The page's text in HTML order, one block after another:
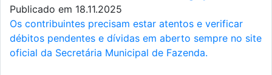
Publicado em 18.11.2025
Os contribuintes precisam estar atentos e verificar
débitos pendentes e dívidas em aberto sempre no site
oficial da Secretária Municipal de Fazenda.